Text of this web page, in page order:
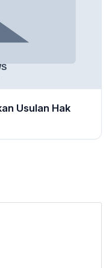
Usulan Hak